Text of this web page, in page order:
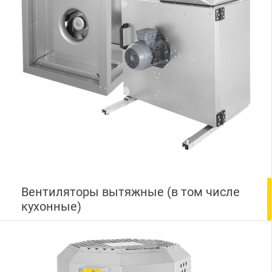
Вентиляторы вытяжные (в том числе
кухонные)